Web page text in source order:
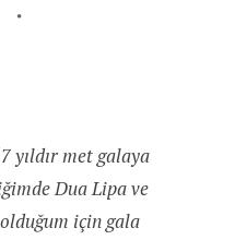
7 yıldır met galaya
Dua Lipa ve
için gala